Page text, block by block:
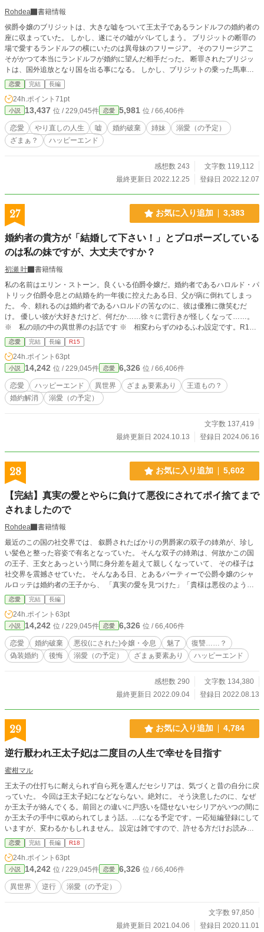
Rohdea
書籍情報
侯爵令嬢のブリジットは、大きな嘘をついて王太子であるランドルフの婚約者の
座に収まっていた。 しかし、遂にその嘘がバレてしまう。 ブリジットの断罪の
場で愛するランドルフの横にいたのは異母妹のフリージア。 そのフリージアこ
そがかつて本当にランドルフが婚約に望んだ相手だった。 断罪されたブリジッ
トは、国外追放となり国を出る事になる。 しかし、ブリジットの乗った馬車は
事故を起こしてしまい───…… ブリジットが目覚めると、なぜか時が戻ってい
た。 だけど、どうやら“今”はまだ、ランドルフとの婚約前。 それならば、 もう
二度と同じ過ちは犯さない！ 今度は嘘もつかずに異母妹フリージアをちゃんと
彼の婚約者にする！ そう決意したはずなのに何故か今度の人生で、ランドルフ
から届いた婚約者の指名は、 フリージアではなく、ブリジットとなっていて──
─
恋愛 完結 長編
24h.ポイント 71pt
小説 13,437 位 / 229,045件 恋愛 5,981 位 / 66,406件
恋愛 やり直しの人生 嘘 婚約破棄 姉妹
溺愛（の予定）
ざまぁ？
ハッピーエンド
感想数 243
文字数 119,112
最終更新日 2022.12.25
登録日 2022.12.07
27 お気に入り追加 3,383
婚約者の貴方が「結婚して下さい！」とプロポーズしている
のは私の妹ですが、大丈夫ですか？
初瀬 叶
書籍情報
私の名前はエリン・ストーン。良くいる伯爵令嬢だ。婚約者であるハロルド・パ
トリック伯爵令息との結婚を約一年後に控えたある日、父が病に倒れてしまっ
た。 今、頼れるのは婚約者であるハロルドの筈なのに、彼は優雅に微笑むだ
け。 優しい彼が大好きだけど、何だか……徐々に雲行きが怪しくなって……。
※ 私の頭の中の異世界のお話です ※ 相変わらずのゆるふわ設定です。R15
は保険です ※ 史実等には則っておりません。ご了承下さい ※レナードの兄の
名をハリソンへと変更いたしました。既に読んで下さった皆様、申し訳ありませ
ん
恋愛 完結 長編 R15
24h.ポイント 63pt
小説 14,242 位 / 229,045件 恋愛 6,326 位 / 66,406件
恋愛 ハッピーエンド 異世界 ざまぁ要素あり
王道もの？
婚約解消
溺愛（の予定）
文字数 137,419
最終更新日 2024.10.13
登録日 2024.06.16
28 お気に入り追加 5,602
【完結】真実の愛とやらに負けて悪役にされてポイ捨てまで
されましたので
Rohdea
書籍情報
最近のこの国の社交界では、 叙爵されたばかりの男爵家の双子の姉弟が、珍し
い髪色と整った容姿で有名となっていた。 そんな双子の姉弟は、何故かこの国
の王子、王女とあっという間に身分差を超えて親しくなっていて、 その様子は
社交界を震撼させていた。 そんなある日、とあるパーティーで公爵令嬢のシャ
ルロッテは婚約者の王子から、 「真実の愛を見つけた」「貴様は悪役のような
女だ」と言われて婚約破棄を告げられ捨てられてしまう。 一方、その場にはシ
ャルロッテと同じ様に、 「真実の愛を見つけましたの」「貴方は悪役のような
男性ね」と、 婚約者の王女に婚約破棄されている公爵令息、ディライトの姿が
あり、 そんな公衆の面前でまさかの婚約破棄をやらかした王子と王女の傍らに
は有名となっていた男爵家の双子の姉弟が…… “悪役令嬢”と“悪役令息”にされた
シャルロッテとディライトの二人は、 この突然の婚約破棄に納得がいかず、 許
せなくて手を組んで復讐する事を企んだ。 けれど───……あれ？ ディライト様
恋愛 完結 長編
24h.ポイント 63pt
小説 14,242 位 / 229,045件 恋愛 6,326 位 / 66,406件
恋愛 婚約破棄 悪役(にされた)令嬢・令息 魅了
復讐……？
偽装婚約
後悔 溺愛（の予定） ざまぁ要素あり ハッピーエンド
感想数 290
文字数 134,380
最終更新日 2022.09.04
登録日 2022.08.13
29 お気に入り追加 4,784
逆行厭われ王太子妃は二度目の人生で幸せを目指す
蜜柑マル
王太子の仕打ちに耐えられず自ら死を選んだセシリアは、気づくと昔の自分に戻
っていた。 今回は王太子妃になどならない。絶対に。 そう決意したのに、なぜ
か王太子が絡んでくる。前回との違いに戸惑いを隠せないセシリアがいつの間に
か王太子の手中に収められてしまう話。…になる予定です。一応短編登録にして
いますが、変わるかもしれません。 設定は雑ですので、許せる方だけお読みく
ださい。
恋愛 完結 長編 R18
24h.ポイント 63pt
小説 14,242 位 / 229,045件 恋愛 6,326 位 / 66,406件
異世界 逆行 溺愛（の予定）
文字数 97,850
最終更新日 2021.04.06
登録日 2020.11.01